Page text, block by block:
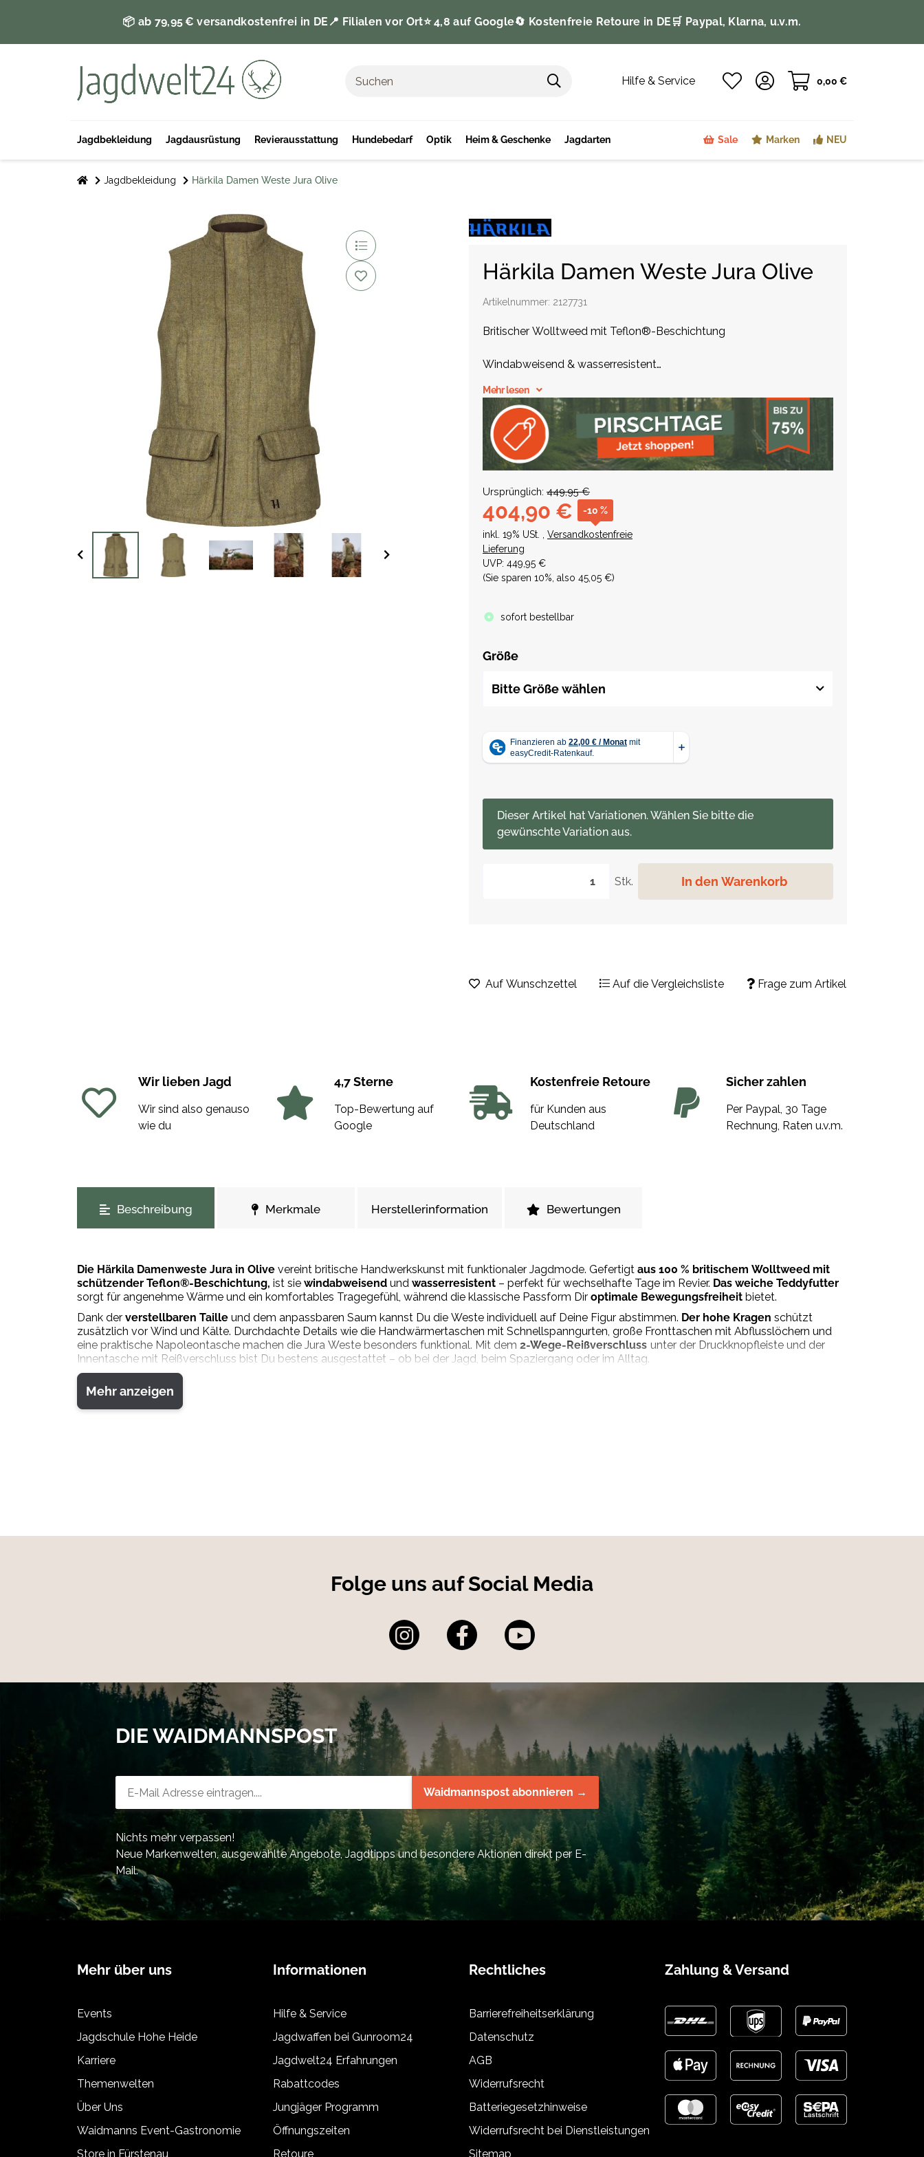
📦 ab 79,95 € versandkostenfrei in DE 📍 Filialen vor Ort⭐️ 4,8 auf Google🔄 Kostenfreie Retoure in DE 🛒 Paypal, Klarna, u.v.m.
Hilfe & Service 0,00 €
Jagdbekleidung Jagdausrüstung Revierausstattung Hundebedarf Optik Heim & Geschenke Jagdarten Sale Marken NEU
Jagdbekleidung Härkila Damen Weste Jura Olive
Härkila Damen Weste Jura Olive
Artikelnummer: 2127731
Britischer Wolltweed mit Teflon®-Beschichtung
Windabweisend & wasserresistent
Warmes Teddyfutter & klassische Passform
Verstellbare Taille & funktionale Taschen
Mehr lesen
Ursprünglich: 449,95 €
404,90 € -10 %
inkl. 19% USt. , Versandkostenfreie
Lieferung
UVP: 449,95 €
(Sie sparen 10%, also 45,05 €)
sofort bestellbar
Größe
Bitte Größe wählen
Stk. In den Warenkorb
xDieser Artikel hat Variationen. Wählen Sie bitte die
gewünschte Variation aus.
Frage zum Artikel
Auf Wunschzettel Auf die Vergleichsliste
Wir lieben Jagd
Wir sind also genauso
wie du
4,7 Sterne
Top-Bewertung auf
Google
Kostenfreie Retoure
für Kunden aus
Deutschland
Sicher zahlen
Per Paypal, 30 Tage
Rechnung, Raten u.v.m.
Beschreibung Merkmale Herstellerinformation Bewertungen
Die Härkila Damenweste Jura in Olive vereint britische Handwerkskunst mit funktionaler Jagdmode. Gefertigt aus 100 % britischem Wolltweed mit
schützender Teflon®-Beschichtung, ist sie windabweisend und wasserresistent – perfekt für wechselhafte Tage im Revier. Das weiche Teddyfutter
sorgt für angenehme Wärme und ein komfortables Tragegefühl, während die klassische Passform Dir optimale Bewegungsfreiheit bietet.
Dank der verstellbaren Taille und dem anpassbaren Saum kannst Du die Weste individuell auf Deine Figur abstimmen. Der hohe Kragen schützt
zusätzlich vor Wind und Kälte. Durchdachte Details wie die Handwärmertaschen mit Schnellspanngurten, große Fronttaschen mit Abflusslöchern und
eine praktische Napoleontasche machen die Jura Weste besonders funktional. Mit dem 2-Wege-Reißverschluss unter der Druckknopfleiste und der
Innentasche mit Reißverschluss bist Du bestens ausgestattet – ob bei der Jagd, beim Spaziergang oder im Alltag.
Material
Hauptmaterial: 100 % Wolle
Mehr anzeigen
Folge uns auf Social Media
DIE WAIDMANNSPOST
Waidmannspost abonnieren →
Nichts mehr verpassen!
Neue Markenwelten, ausgewählte Angebote, Jagdtipps und besondere Aktionen direkt per E-
Mail.
Mehr über uns
Events
Jagdschule Hohe Heide
Karriere
Themenwelten
Über Uns
Waidmanns Event-Gastronomie
Store in Fürstenau
Informationen
Hilfe & Service
Jagdwaffen bei Gunroom24
Jagdwelt24 Erfahrungen
Rabattcodes
Jungjäger Programm
Öffnungszeiten
Retoure
Rechtliches
Barrierefreiheitserklärung
Datenschutz
AGB
Widerrufsrecht
Batteriegesetzhinweise
Widerrufsrecht bei Dienstleistungen
Sitemap
Zahlung & Versand